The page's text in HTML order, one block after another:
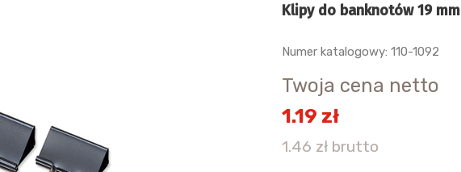
Klipy do banknotów 19 mm
Numer katalogowy: 110-1092
Twoja cena netto
1.19 zł
1.46 zł brutto